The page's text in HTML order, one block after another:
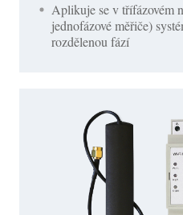
Aplikuje se v třífázovém
jednofázové měřiče)
rozdělenou fází